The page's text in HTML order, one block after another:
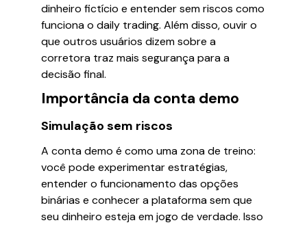
dinheiro fictício e entender sem riscos como
funciona o daily trading. Além disso, ouvir o
que outros usuários dizem sobre a
corretora traz mais segurança para a
decisão final.
Importância da conta demo
Simulação sem riscos
A conta demo é como uma zona de treino:
você pode experimentar estratégias,
entender o funcionamento das opções
binárias e conhecer a plataforma sem que
seu dinheiro esteja em jogo de verdade. Isso